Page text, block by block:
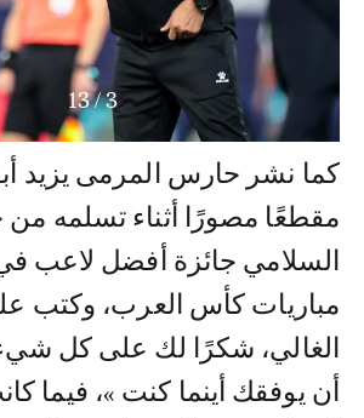
3
/
13
كما نشر حارس المرمى يزيد
مقطعًا مصورًا أثناء تسلمه
السلامي جائزة أفضل لاعب
مباريات كأس العرب، وكتب
الغالي، شكرًا لك على كل
أن يوفقك أينما كنت »، فيما